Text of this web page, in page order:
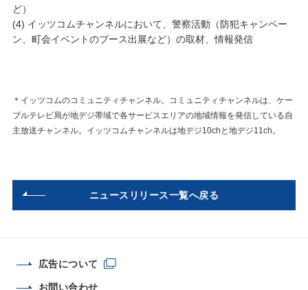
ど）
(4) イッツコムチャンネルにおいて、警察活動（防犯キャンペー
ン、町会イベントのブース出展など）の取材、情報発信
＊イッツコムのコミュニティチャンネル。コミュニティチャンネルは、ケー
ブルテレビ局が地デジ帯域で各サービスエリアの地域情報を発信している自
主放送チャンネル。イッツコムチャンネルは地デジ10chと地デジ11ch。
ニュースリリース一覧へ戻る
広告について
お問い合わせ